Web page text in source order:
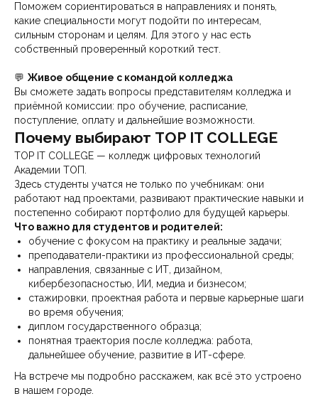
Поможем сориентироваться в направлениях и понять,
какие специальности могут подойти по интересам,
сильным сторонам и целям. Для этого у нас есть
собственный проверенный короткий тест.
💬 Живое общение с командой колледжа
Вы сможете задать вопросы представителям колледжа и
приёмной комиссии: про обучение, расписание,
поступление, оплату и дальнейшие возможности.
Почему выбирают TOP IT COLLEGE
TOP IT COLLEGE — колледж цифровых технологий
Академии ТОП.
Здесь студенты учатся не только по учебникам: они
работают над проектами, развивают практические навыки и
постепенно собирают портфолио для будущей карьеры.
Что важно для студентов и родителей:
обучение с фокусом на практику и реальные задачи;
преподаватели-практики из профессиональной среды;
направления, связанные с ИТ, дизайном,
кибербезопасностью, ИИ, медиа и бизнесом;
стажировки, проектная работа и первые карьерные шаги
во время обучения;
диплом государственного образца;
понятная траектория после колледжа: работа,
дальнейшее обучение, развитие в ИТ-сфере.
На встрече мы подробно расскажем, как всё это устроено
в нашем городе.